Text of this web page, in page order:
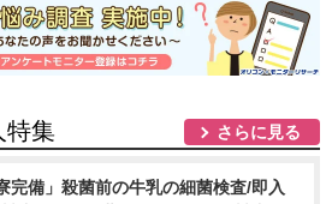
特集 さらに見る
完備」殺菌前の牛乳の細菌検査/即入